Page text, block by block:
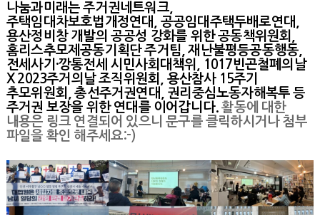
나눔과미래는 주거권네트워크,
주택임대차보호법개정연대, 공공임대주택두배로연대,
용산정비창 개발의 공공성 강화를 위한 공동책위원회,
홈리스추모제공동기획단 주거팀, 재난불평등공동행동,
전세사기·깡통전세 시민사회대책위, 1017빈곤철폐의날
X 2023주거의날 조직위원회, 용산참사 15주기
추모위원회, 총선주거권연대, 권리중심노동자해복투 등
주거권 보장을 위한 연대를 이어갑니다.활동에 대한
내용은 링크 연결되어 있으니 문구를 클릭하시거나 첨부
파일을 확인 해주세요:-)